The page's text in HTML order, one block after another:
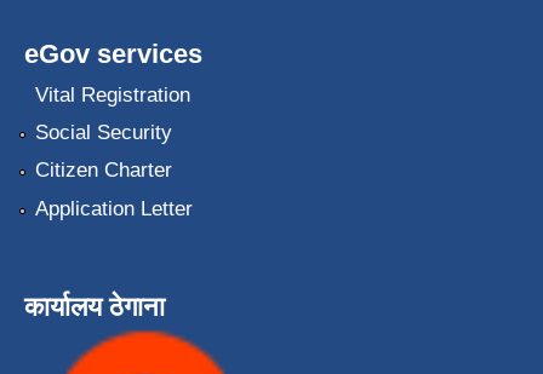
eGov services
Vital Registration
Social Security
Citizen Charter
Application Letter
कार्यालय ठेगाना